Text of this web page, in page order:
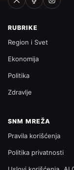
RUBRIKE
Region i Svet
Ekonomija
Politika
Zdravlje
SNM MREŽA
Pravila korišćenja
Politika privatnosti